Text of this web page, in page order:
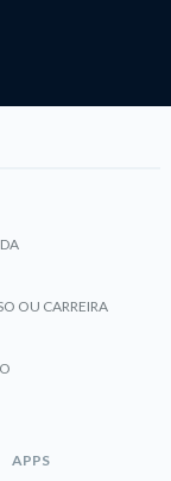
OU CARREIRA
APPS